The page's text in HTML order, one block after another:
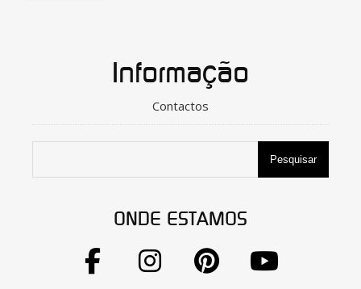
Informação
Contactos
Pesquisar
ONDE ESTAMOS